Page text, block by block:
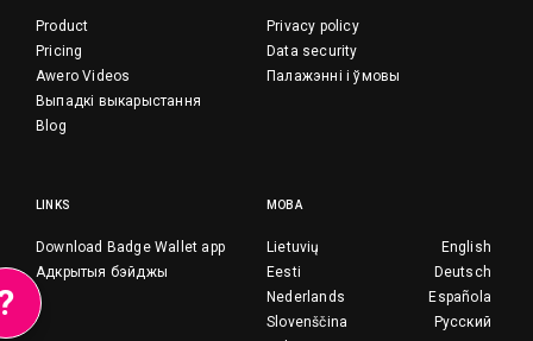
Product
Pricing
Awero Videos
Выпадкі выкарыстання
Blog
Privacy policy
Data security
Палажэнні і ўмовы
LINKS
Download Badge Wallet app
Адкрытыя бэйджы
МОВА
English
Lietuvių
Deutsch
Eesti
Española
Nederlands
Русский
Slovenščina